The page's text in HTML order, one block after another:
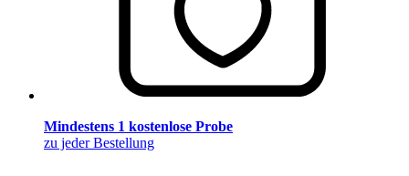
Mindestens 1 kostenlose Probe
zu jeder Bestellung